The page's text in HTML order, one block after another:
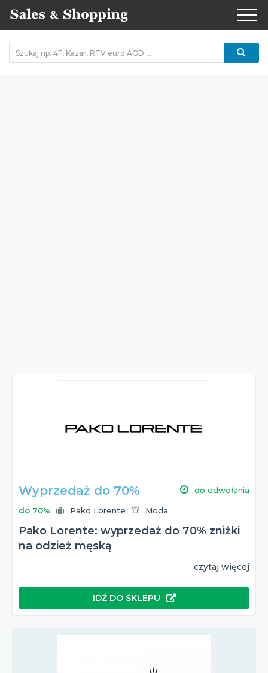
Wyprzedaż do 70% do odwołania
do 70% Pako Lorente Moda
Pako Lorente: wyprzedaż do 70% zniżki
na odzież męską
czytaj więcej
IDŹ DO SKLEPU